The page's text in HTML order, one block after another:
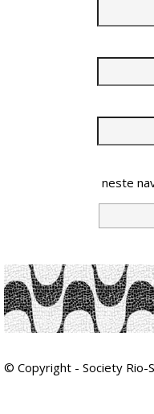
neste
© Copyright - Society Rio-